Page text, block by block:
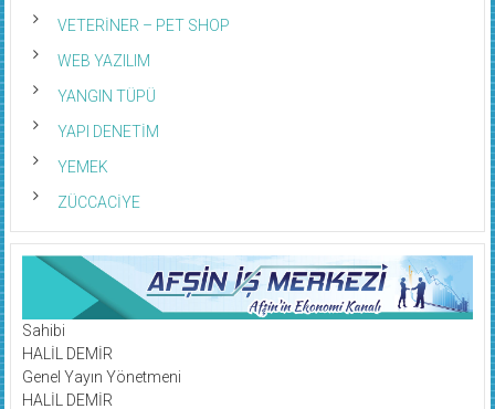
VETERİNER – PET SHOP
WEB YAZILIM
YANGIN TÜPÜ
YAPI DENETİM
YEMEK
ZÜCCACİYE
Sahibi
HALİL DEMİR
Genel Yayın Yönetmeni
HALİL DEMİR